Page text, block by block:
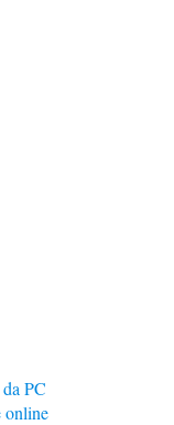
PC
online